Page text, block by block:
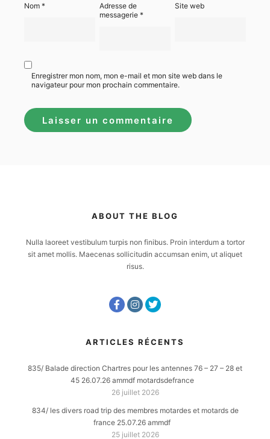
Nom *
Adresse de
messagerie*
Site web
Enregistrer mon nom, mon e-mail et mon site web dans le
navigateur pour mon prochain commentaire.
ABOUT THE BLOG
Nulla laoreet vestibulum turpis non finibus. Proin interdum a tortor
sit amet mollis. Maecenas sollicitudin accumsan enim, ut aliquet
risus.
ARTICLES RÉCENTS
835/ Balade direction Chartres pour les antennes 76 – 27 – 28 et
45 26.07.26 ammdf motardsdefrance
26 juillet 2026
834/ les divers road trip des membres motardes et motards de
france 25.07.26 ammdf
25 juillet 2026